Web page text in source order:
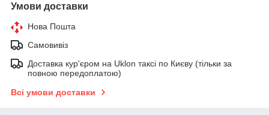
Умови доставки
Нова Пошта
Самовивіз
Доставка кур'єром на Uklon таксі по Києву (тільки за
повною передоплатою)
Всі умови доставки